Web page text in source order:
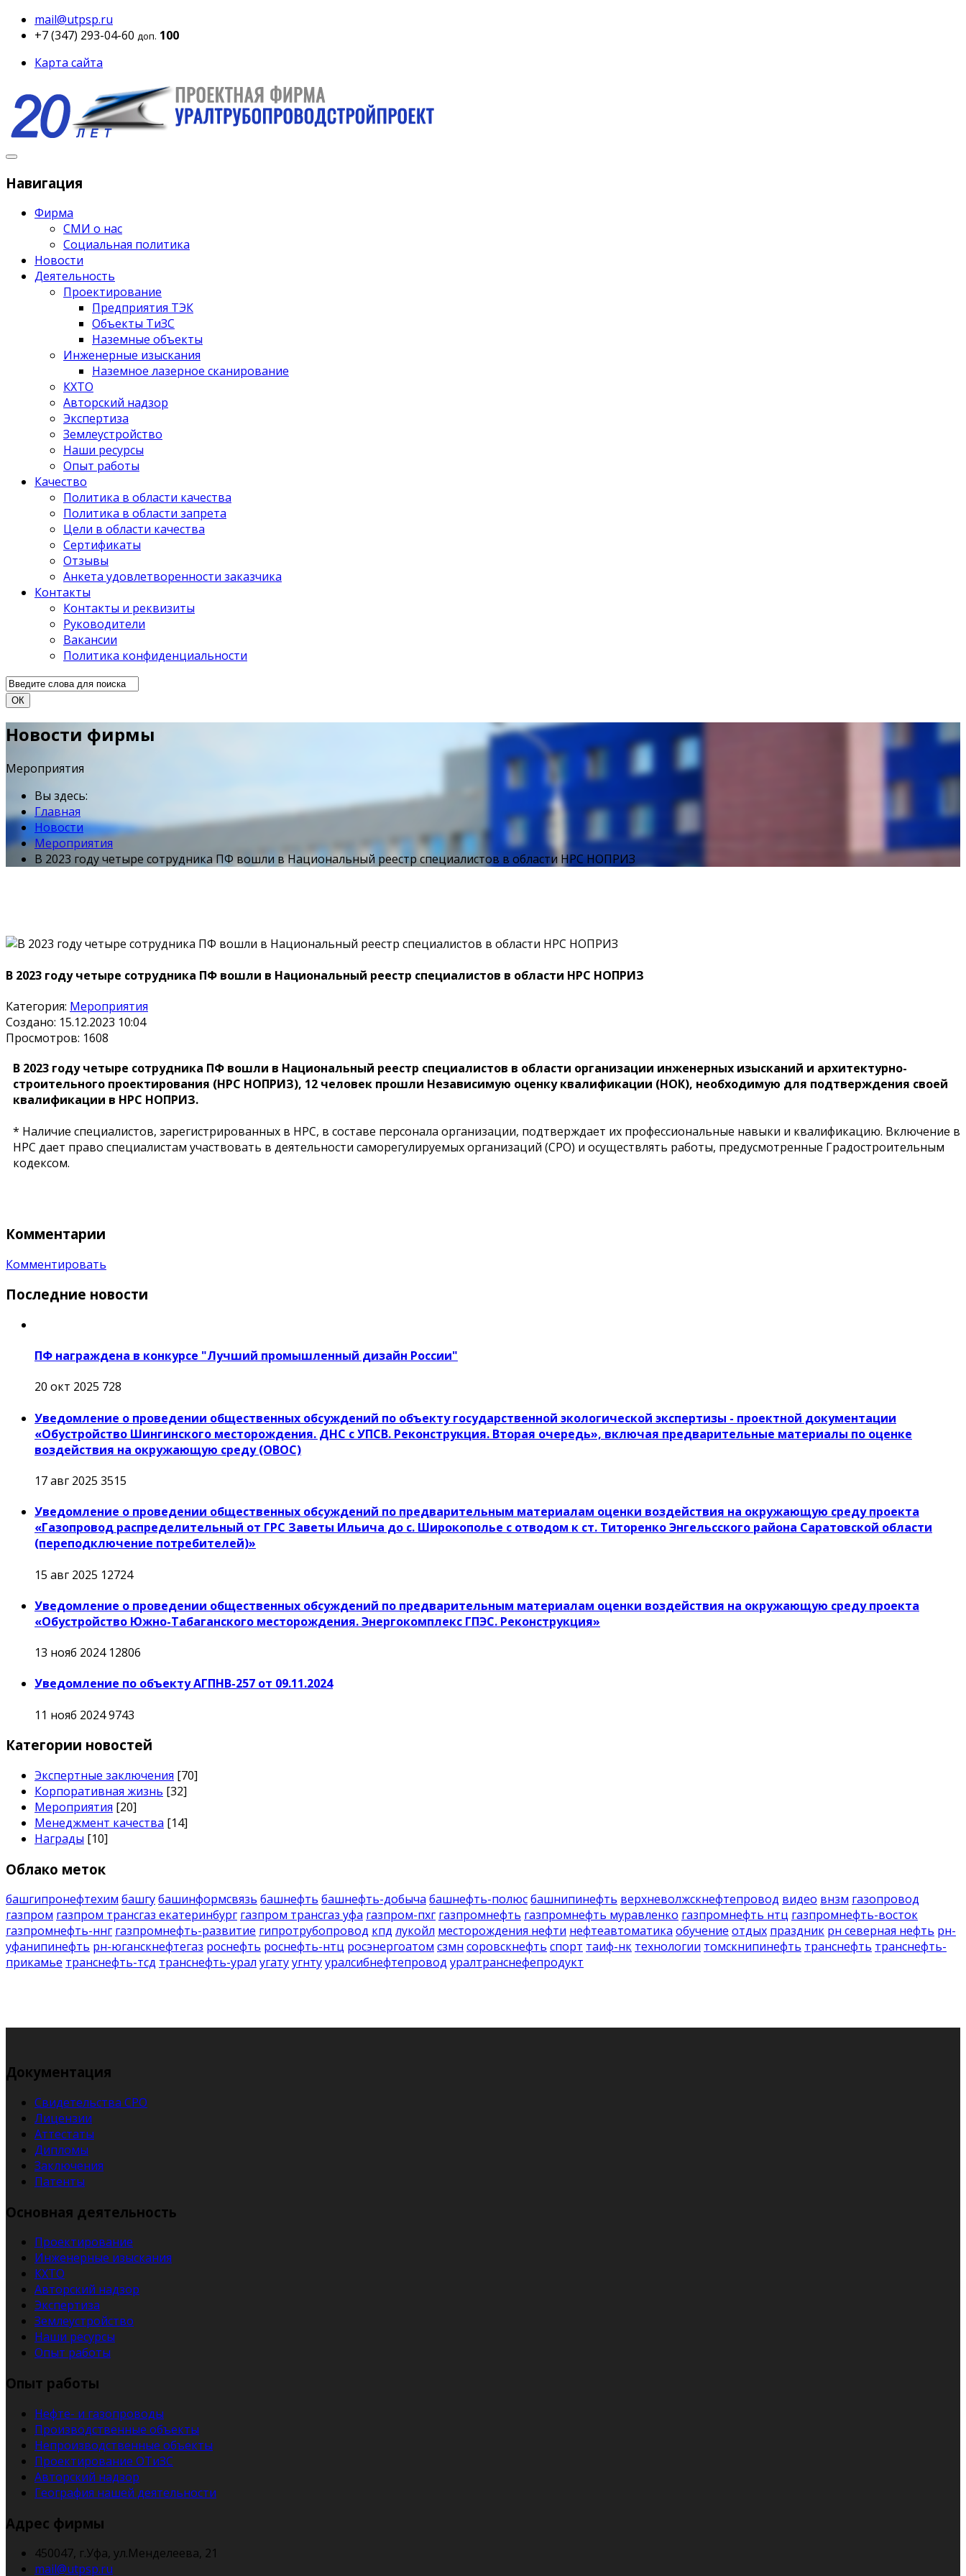
mail@utpsp.ru
+7 (347) 293-04-60 доп. 100
Карта сайта
Навигация
Фирма
СМИ о нас
Социальная политика
Новости
Деятельность
Проектирование
Предприятия ТЭК
Объекты ТиЗС
Наземные объекты
Инженерные изыскания
Наземное лазерное сканирование
КХТО
Авторский надзор
Экспертиза
Землеустройство
Наши ресурсы
Опыт работы
Качество
Политика в области качества
Политика в области запрета
Цели в области качества
Сертификаты
Отзывы
Анкета удовлетворенности заказчика
Контакты
­Контакты и реквизиты
Руководители
Вакансии
Политика конфиденциальности
ОК
Новости фирмы
Мероприятия
Вы здесь:
Главная
Новости
Мероприятия
В 2023 году четыре сотрудника ПФ вошли в Национальный реестр специалистов в области НРС НОПРИЗ
В 2023 году четыре сотрудника ПФ вошли в Национальный реестр специалистов в области НРС НОПРИЗ
Категория: Мероприятия
Создано: 15.12.2023 10:04
Просмотров: 1608
В 2023 году четыре сотрудника ПФ вошли в Национальный реестр специалистов в области организации инженерных изысканий и архитектурно-
строительного проектирования (НРС НОПРИЗ), 12 человек прошли Независимую оценку квалификации (НОК), необходимую для подтверждения своей
квалификации в НРС НОПРИЗ.
* Наличие специалистов, зарегистрированных в НРС, в составе персонала организации, подтверждает их профессиональные навыки и квалификацию. Включение в
НРС дает право специалистам участвовать в деятельности саморегулируемых организаций (СРО) и осуществлять работы, предусмотренные Градостроительным
кодексом.
Комментарии
Комментировать
Последние новости
ПФ награждена в конкурсе "Лучший промышленный дизайн России"
20 окт 2025 728
Уведомление о проведении общественных обсуждений по объекту государственной экологической экспертизы - проектной документации
«Обустройство Шингинского месторождения. ДНС с УПСВ. Реконструкция. Вторая очередь», включая предварительные материалы по оценке
воздействия на окружающую среду (ОВОС)
17 авг 2025 3515
Уведомление о проведении общественных обсуждений по предварительным материалам оценки воздействия на окружающую среду проекта
«Газопровод распределительный от ГРС Заветы Ильича до с. Широкополье с отводом к ст. Титоренко Энгельсского района Саратовской области
(переподключение потребителей)»
15 авг 2025 12724
Уведомление о проведении общественных обсуждений по предварительным материалам оценки воздействия на окружающую среду проекта
«Обустройство Южно-Табаганского месторождения. Энергокомплекс ГПЭС. Реконструкция»
13 нояб 2024 12806
Уведомление по объекту АГПНВ-257 от 09.11.2024
11 нояб 20249743
Категории новостей
Экспертные заключения [70]
Корпоративная жизнь [32]
Мероприятия [20]
Менеджмент качества [14]
Награды [10]
Облако меток
башгипронефтехим башгубашинформсвязь башнефть башнефть-добыча башнефть-полюсбашнипинефть верхневолжскнефтепровод видео внзм газопровод
газпром газпром трансгаз екатеринбург газпром трансгаз уфа газпром-пхг газпромнефть газпромнефть муравленко газпромнефть нтц газпромнефть-восток
газпромнефть-ннг газпромнефть-развитие гипротрубопровод кпд лукойл месторождения нефти нефтеавтоматика обучение отдых праздник рн северная нефть рн-
уфанипинефть рн-юганскнефтегаз роснефть роснефть-нтц росэнергоатом сзмн соровскнефть спорт таиф-нк технологии томскнипинефть транснефть транснефть-
прикамье транснефть-тсд транснефть-урал угатуугнтууралсибнефтепровод уралтранснефепродукт
Документация
Свидетельства СРО
Лицензии
Аттестаты
Дипломы
Заключения
Патенты
Основная деятельность
Проектирование
Инженерные изыскания
КХТО
Авторский надзор
Экспертиза
Землеустройство
Наши ресурсы
Опыт работы
Опыт работы
Нефте- и газопроводы
Производственные объекты
Непроизводственные объекты
Проектирование ОТиЗС
Авторский надзор
География нашей деятельности
Адрес фирмы
450047, г.Уфа, ул.Менделеева, 21
mail@utpsp.ru